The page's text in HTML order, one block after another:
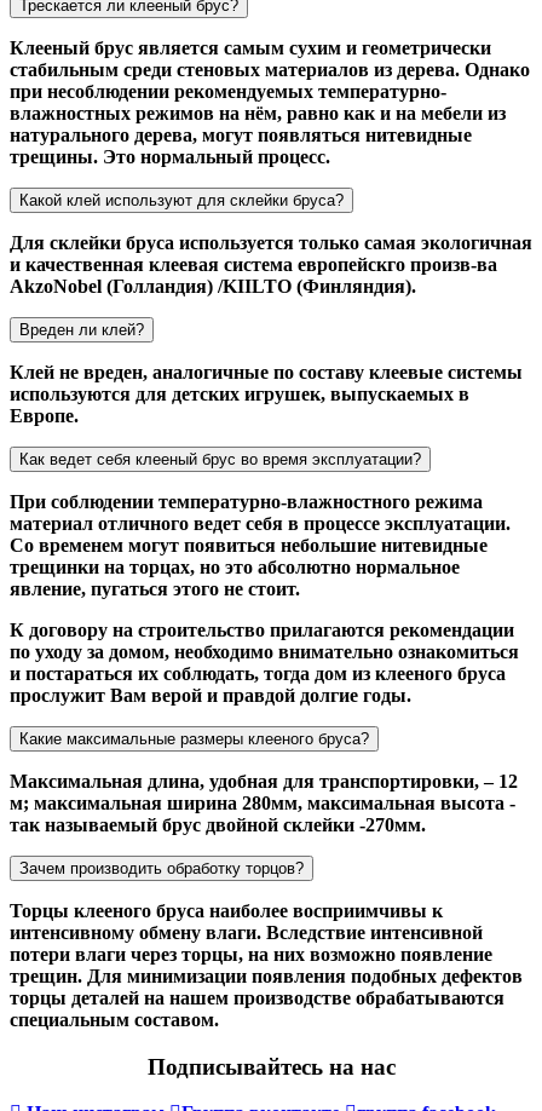
Трескается ли клееный брус?
Клееный брус является самым сухим и геометрически
стабильным среди стеновых материалов из дерева. Однако
при несоблюдении рекомендуемых температурно-
влажностных режимов на нём, равно как и на мебели из
натурального дерева, могут появляться нитевидные
трещины. Это нормальный процесс.
Какой клей используют для склейки бруса?
Для склейки бруса используется только самая экологичная
и качественная клеевая система европейскго произв-ва
AkzoNobel (Голландия) /KIILTO (Финляндия).
Вреден ли клей?
Клей не вреден, аналогичные по составу клеевые системы
используются для детских игрушек, выпускаемых в
Европе.
Как ведет себя клееный брус во время эксплуатации?
При соблюдении температурно-влажностного режима
материал отличного ведет себя в процессе эксплуатации.
Со временем могут появиться небольшие нитевидные
трещинки на торцах, но это абсолютно нормальное
явление, пугаться этого не стоит.
К договору на строительство прилагаются рекомендации
по уходу за домом, необходимо внимательно ознакомиться
и постараться их соблюдать, тогда дом из клееного бруса
прослужит Вам верой и правдой долгие годы.
Какие максимальные размеры клееного бруса?
Максимальная длина, удобная для транспортировки, – 12
м; максимальная ширина 280мм, максимальная высота -
так называемый брус двойной склейки -270мм.
Зачем производить обработку торцов?
Торцы клееного бруса наиболее восприимчивы к
интенсивному обмену влаги. Вследствие интенсивной
потери влаги через торцы, на них возможно появление
трещин. Для минимизации появления подобных дефектов
торцы деталей на нашем производстве обрабатываются
специальным составом.
Подписывайтесь на нас